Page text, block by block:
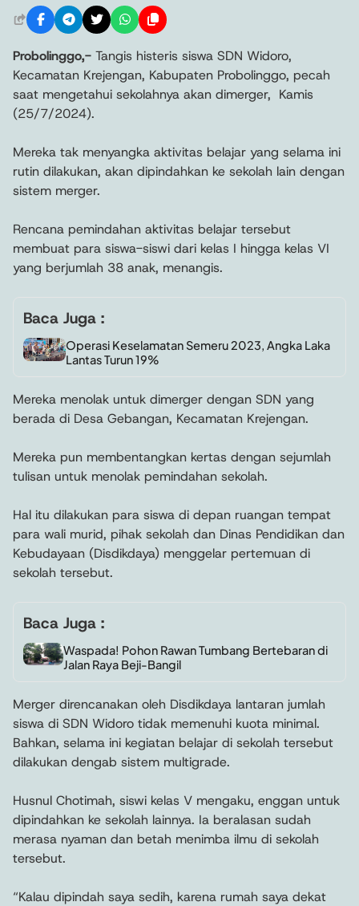
Probolinggo,- Tangis histeris siswa SDN Widoro,
Kecamatan Krejengan, Kabupaten Probolinggo, pecah
saat mengetahui sekolahnya akan dimerger, Kamis
(25/7/2024).
Mereka tak menyangka aktivitas belajar yang selama ini
rutin dilakukan, akan dipindahkan ke sekolah lain dengan
sistem merger.
Rencana pemindahan aktivitas belajar tersebut
membuat para siswa-siswi dari kelas I hingga kelas VI
yang berjumlah 38 anak, menangis.
Baca Juga :
Operasi Keselamatan Semeru 2023, Angka Laka
Lantas Turun 19%
Mereka menolak untuk dimerger dengan SDN yang
berada di Desa Gebangan, Kecamatan Krejengan.
Mereka pun membentangkan kertas dengan sejumlah
tulisan untuk menolak pemindahan sekolah.
Hal itu dilakukan para siswa di depan ruangan tempat
para wali murid, pihak sekolah dan Dinas Pendidikan dan
Kebudayaan (Disdikdaya) menggelar pertemuan di
sekolah tersebut.
Baca Juga :
Waspada! Pohon Rawan Tumbang Bertebaran di
Jalan Raya Beji-Bangil
Merger direncanakan oleh Disdikdaya lantaran jumlah
siswa di SDN Widoro tidak memenuhi kuota minimal.
Bahkan, selama ini kegiatan belajar di sekolah tersebut
dilakukan dengab sistem multigrade.
Husnul Chotimah, siswi kelas V mengaku, enggan untuk
dipindahkan ke sekolah lainnya. Ia beralasan sudah
merasa nyaman dan betah menimba ilmu di sekolah
tersebut.
“Kalau dipindah saya sedih, karena rumah saya dekat